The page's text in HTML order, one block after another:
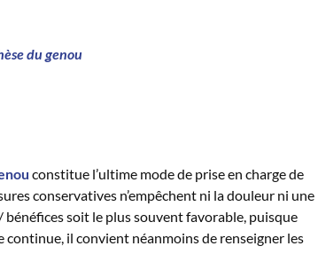
du genou
constitue l’ultime mode de prise en charge de
conservatives n’empêchent ni la douleur ni une
soit le plus souvent favorable, puisque
il convient néanmoins de renseigner les